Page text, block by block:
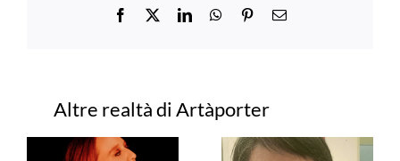
Facebook LinkedInWhatsApp
PinterestEmail
Progetti correlati